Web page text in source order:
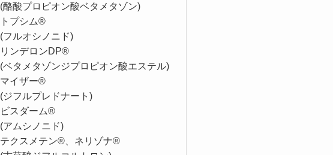
(酪酸プロピオン酸ベタメタゾン)
トプシム®
(フルオシノニド)
リンデロンDP®
(ベタメタゾンジプロピオン酸エステル)
マイザー®
(ジフルプレドナート)
ビスダーム®
(アムシノニド)
テクスメテン®、ネリゾナ®